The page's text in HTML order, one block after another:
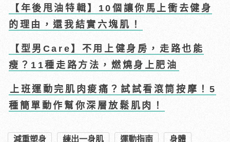
【年後甩油特輯】10個讓你馬上衝去健身
的理由，還我結實六塊肌！
【型男Care】不用上健身房，走路也能
瘦？11種走路方法，燃燒身上肥油
上班運動完肌肉痠痛？試試看滾筒按摩！5
種簡單動作幫你深層放鬆肌肉！
減重塑身 練出一身肌 運動指南 身體